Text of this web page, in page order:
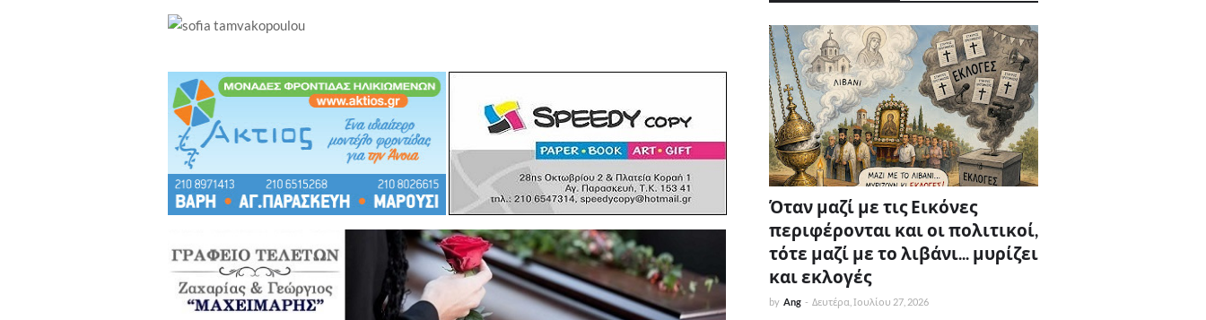
Όταν μαζί με τις Εικόνες
περιφέρονται και οι πολιτικοί,
τότε μαζί με το λιβάνι... μυρίζει
και εκλογές
by Ang - Δευτέρα, Ιουλίου 27, 2026